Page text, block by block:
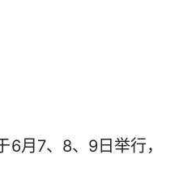
6月7、8、9日举行，